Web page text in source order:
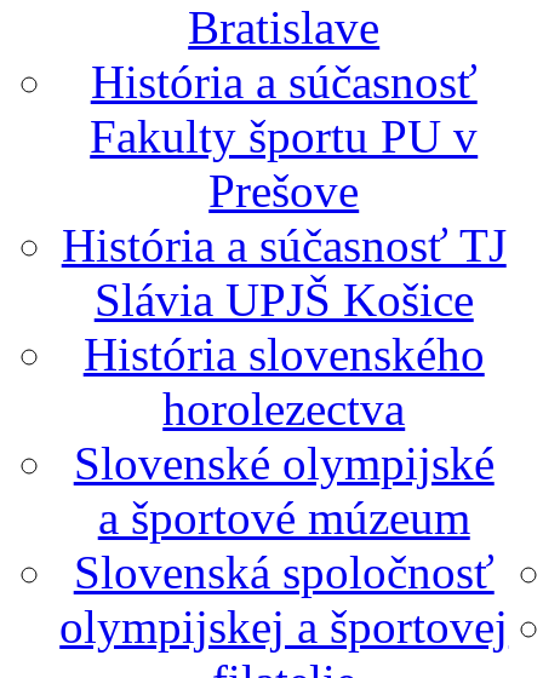
Bratislave
História a súčasnosť
Fakulty športu PU v
Prešove
História a súčasnosť TJ
Slávia UPJŠ Košice
História slovenského
horolezectva
Slovenské olympijské
a športové múzeum
Slovenská spoločnosť
olympijskej a športovej